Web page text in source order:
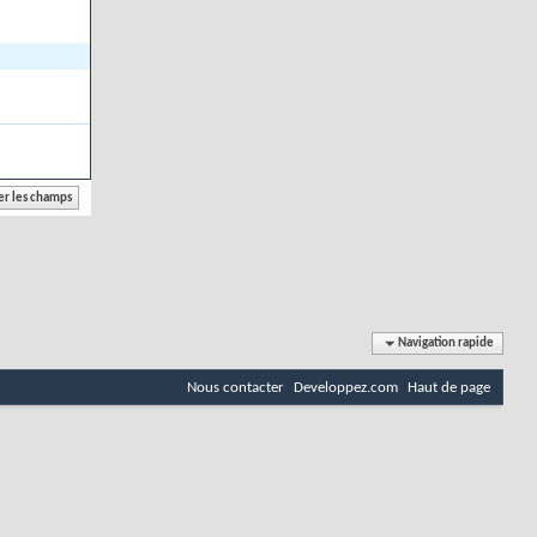
Navigation rapide
Nous contacter Developpez.com Haut de page